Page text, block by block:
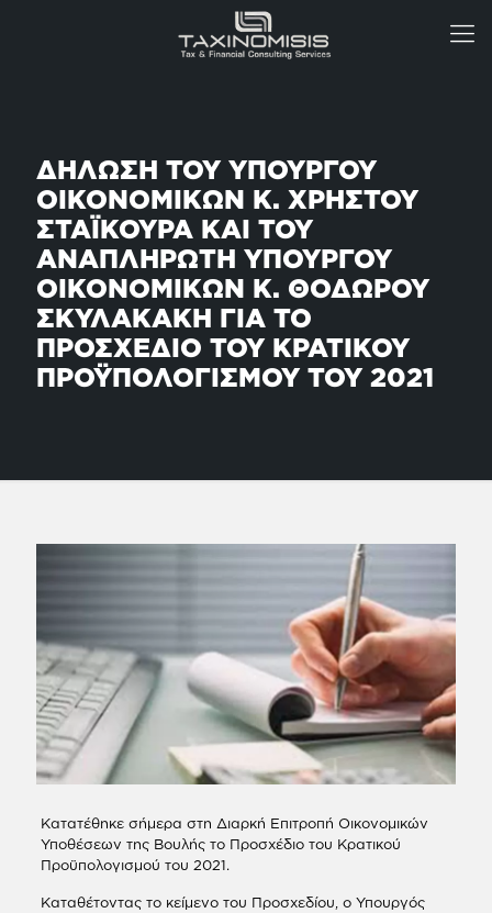
ΔΗΛΩΣΗ ΤΟΥ ΥΠΟΥΡΓΟΥ
ΟΙΚΟΝΟΜΙΚΩΝ Κ. ΧΡΗΣΤΟΥ
ΣΤΑΪΚΟΥΡΑ ΚΑΙ ΤΟΥ
ΑΝΑΠΛΗΡΩΤΗ ΥΠΟΥΡΓΟΥ
ΟΙΚΟΝΟΜΙΚΩΝ Κ. ΘΟΔΩΡΟΥ
ΣΚΥΛΑΚΑΚΗ ΓΙΑ ΤΟ
ΠΡΟΣΧΕΔΙΟ ΤΟΥ ΚΡΑΤΙΚΟΥ
ΠΡΟΫΠΟΛΟΓΙΣΜΟΥ ΤΟΥ 2021
Κατατέθηκε σήμερα στη Διαρκή Επιτροπή Οικονομικών
Υποθέσεων της Βουλής το Προσχέδιο του Κρατικού
Προϋπολογισμού του 2021.
Καταθέτοντας το κείμενο του Προσχεδίου, ο Υπουργός